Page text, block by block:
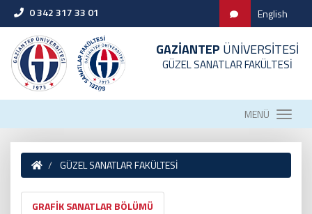
0 342 317 33 01 English
GAZİANTEP ÜNİVERSİTESİ
GÜZEL SANATLAR FAKÜLTESİ
MENÜ
GÜZEL SANATLAR FAKÜLTESİ
GRAFİK SANATLAR BÖLÜMÜ